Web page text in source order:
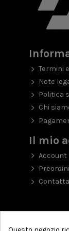
Termini
Note
Politica
Chi
Il mio
Account
Preordini